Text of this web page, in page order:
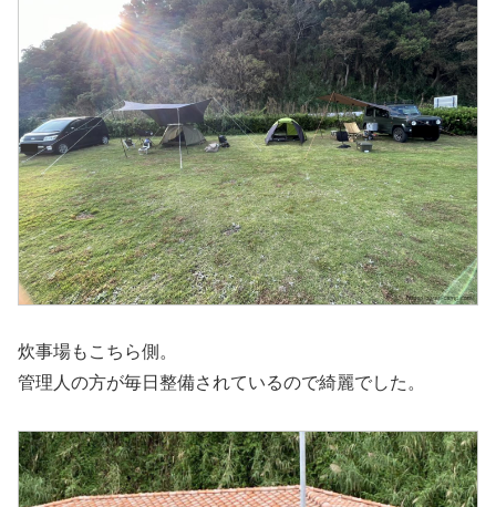
炊事場もこちら側。
管理人の方が毎日整備されているので綺麗でした。